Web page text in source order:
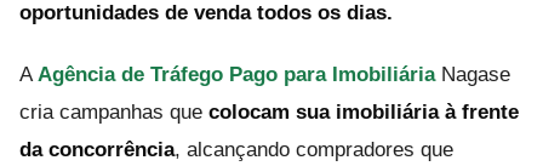
oportunidades de venda todos os dias.
AAgência de Tráfego Pago para ImobiliáriaNagase
cria campanhas que colocam sua imobiliária à frente
da concorrência, alcançando compradores que